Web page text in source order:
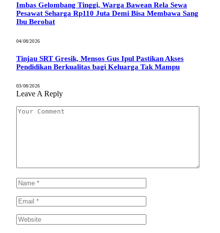
Imbas Gelombang Tinggi, Warga Bawean Rela Sewa
Pesawat Seharga Rp110 Juta Demi Bisa Membawa Sang
Ibu Berobat
04/08/2026
Tinjau SRT Gresik, Mensos Gus Ipul Pastikan Akses
Pendidikan Berkualitas bagi Keluarga Tak Mampu
03/08/2026
Leave A Reply